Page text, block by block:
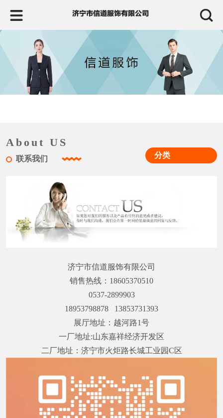
About US
联系我们 分类
济宁市信道服饰有限公司
销售热线：18605370510
0537-2899903
18953798878 13853731393
展厅地址：越河路1号
一厂地址:山东嘉祥经济开发区
二厂地址：济宁市火炬路长城工业园C区